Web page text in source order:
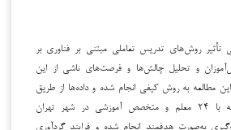
روش‌های تدریس تعاملی مبتنی بر فناوری بر
و تحلیل چالش‌ها و فرصت‌های ناشی از این
مطالعه به روش کیفی انجام شده و داده‌ها از طریق
مصاحبه‌های نیمه‌ساختاریافته با ۲۴ معلم و متخصص آموزشی در شهر تهران
به‌صورت هدفمند انجام شده و فرایند گردآوری